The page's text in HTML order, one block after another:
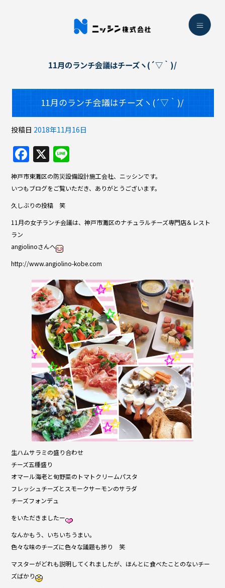
11月のランチ会議はチーズヽ(´▽｀)/
11月のランチ会議はチーズヽ(´▽｀)/
投稿日 2018年11月16日
F
a
c
e
b
o
k
X
n
e
神戸市東灘区の防災設備設計施工会社、ニッシンです。
いつもブログをご覧いただき、ありがとうございます。
久しぶりの投稿 笑
11月の女子ランチ会議は、神戸市灘区のナチュラルチーズ専門店＆レスト
ラン
angiolinoさんへ
http://www.angiolino-kobe.com
生ハムサラミの盛り合わせ
チーズ五種盛り
オマール海老と旬野菜のトマトクリームパスタ
フレッシュチーズとスモークサーモンのサラダ
チーズフォンデュ
をいただきましたー
なんかもう、いちいちうまい。
色々な味のチーズに色々な議題も捗り 笑
マスターがどれも説明してくれましたが、ほんとに食べたことのないチー
ズばかり